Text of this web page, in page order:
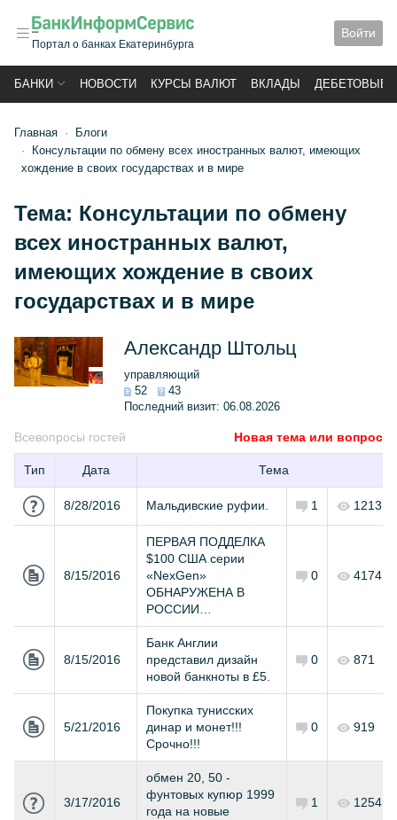
Портал о банках Екатеринбурга
Войти
БАНКИ НОВОСТИ КУРСЫ ВАЛЮТ ВКЛАДЫ ДЕБЕТОВЫЕ
Главная
Блоги
Консультации по обмену всех иностранных валют, имеющих
хождение в своих государствах и в мире
Тема: Консультации по обмену
всех иностранных валют,
имеющих хождение в своих
государствах и в мире
Александр Штольц
управляющий
52
43
Последний визит: 06.08.2026
Всевопросы гостей Новая тема или вопрос
Тип Дата Тема
8/28/2016 Мальдивские руфии. 1 1213
8/15/2016
ПЕРВАЯ ПОДДЕЛКА
$100 США серии
«NexGen»
ОБНАРУЖЕНА В
РОССИИ…
0 4174
8/15/2016
Банк Англии
представил дизайн
новой банкноты в £5.
0 871
5/21/2016
Покупка тунисских
динар и монет!!!
Срочно!!!
0 919
3/17/2016
обмен 20, 50 -
фунтовых купюр 1999
года на новые
1 1254